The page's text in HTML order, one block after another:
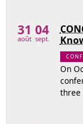
31
août
04
sept.
On
three